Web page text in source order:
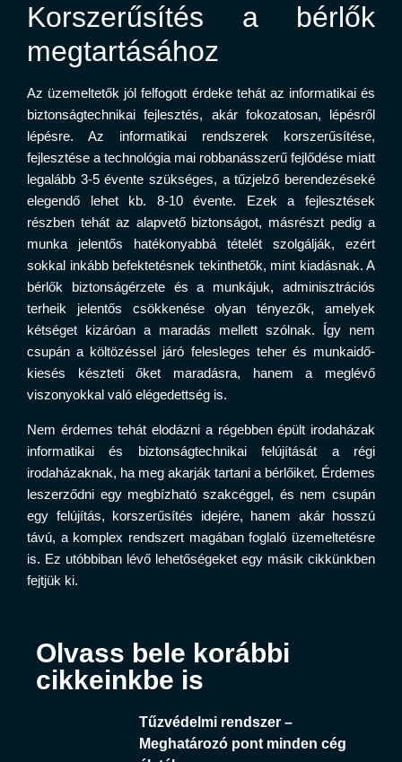
Korszerűsítés a bérlők
megtartásához
Az üzemeltetők jól felfogott érdeke tehát az informatikai és
biztonságtechnikai fejlesztés, akár fokozatosan, lépésről
lépésre. Az informatikai rendszerek korszerűsítése,
fejlesztése a technológia mai robbanásszerű fejlődése miatt
legalább 3-5 évente szükséges, a tűzjelző berendezéseké
elegendő lehet kb. 8-10 évente. Ezek a fejlesztések
részben tehát az alapvető biztonságot, másrészt pedig a
munka jelentős hatékonyabbá tételét szolgálják, ezért
sokkal inkább befektetésnek tekinthetők, mint kiadásnak. A
bérlők biztonságérzete és a munkájuk, adminisztrációs
terheik jelentős csökkenése olyan tényezők, amelyek
kétséget kizáróan a maradás mellett szólnak. Így nem
csupán a költözéssel járó felesleges teher és munkaidő-
kiesés készteti őket maradásra, hanem a meglévő
viszonyokkal való elégedettség is.
Nem érdemes tehát elodázni a régebben épült irodaházak
informatikai és biztonságtechnikai felújítását a régi
irodaházaknak, ha meg akarják tartani a bérlőiket. Érdemes
leszerződni egy megbízható szakcéggel, és nem csupán
egy felújítás, korszerűsítés idejére, hanem akár hosszú
távú, a komplex rendszert magában foglaló üzemeltetésre
is. Ez utóbbiban lévő lehetőségeket egy másik cikkünkben
fejtjük ki.
Olvass bele korábbi
cikkeinkbe is
Tűzvédelmi rendszer –
Meghatározó pont minden cég